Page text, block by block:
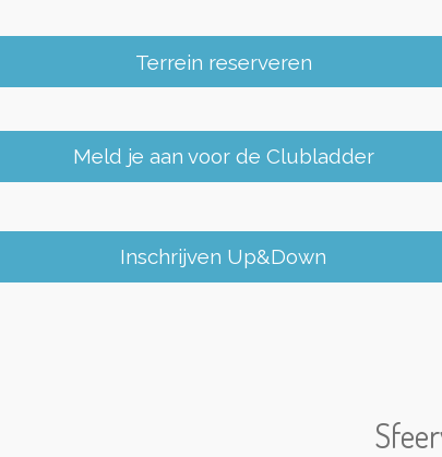
Terrein reserveren
Meld je aan voor de Clubladder
Inschrijven Up&Down